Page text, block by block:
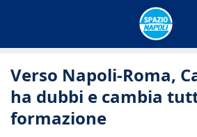
Verso Napoli-Roma,
ha dubbi e cambia
formazione